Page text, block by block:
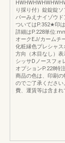
り採り付）錠錠錠
パーみえナイゾウ
ついてはP.352★印
詳細はP.228単位
オークEJ/カームチ
化粧縁色プレシャス
方向（木目なし）
シッサDノースフォ
オプションP.228特
商品の色は、印刷
のでご了承くださ
費、運賃等は含ま